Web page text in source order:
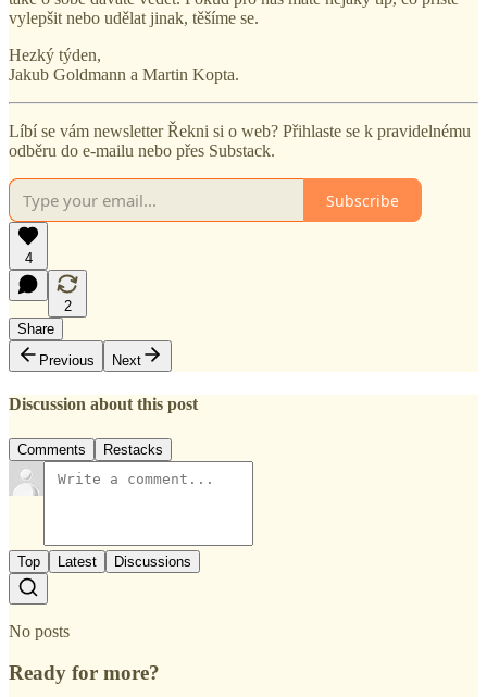
vylepšit nebo udělat jinak, těšíme se.
Hezký týden,
Jakub Goldmann a Martin Kopta.
Líbí se vám newsletter Řekni si o web? Přihlaste se k pravidelnému
odběru do e-mailu nebo přes Substack.
Subscribe
4
2
Share
Previous
Next
Discussion about this post
Comments Restacks
Top Latest Discussions
No posts
Ready for more?